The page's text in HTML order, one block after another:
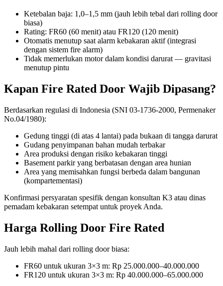
Ketebalan baja: 1,0–1,5 mm (jauh lebih tebal dari rolling door
biasa)
Rating: FR60 (60 menit) atau FR120 (120 menit)
Otomatis menutup saat alarm kebakaran aktif (integrasi
dengan sistem fire alarm)
Tidak memerlukan motor dalam kondisi darurat — gravitasi
menutup pintu
Kapan Fire Rated Door Wajib Dipasang?
Berdasarkan regulasi di Indonesia (SNI 03-1736-2000, Permenaker
No.04/1980):
Gedung tinggi (di atas 4 lantai) pada bukaan di tangga darurat
Gudang penyimpanan bahan mudah terbakar
Area produksi dengan risiko kebakaran tinggi
Basement parkir yang berbatasan dengan area hunian
Area yang memisahkan fungsi berbeda dalam bangunan
(kompartementasi)
Konfirmasi persyaratan spesifik dengan konsultan K3 atau dinas
pemadam kebakaran setempat untuk proyek Anda.
Harga Rolling Door Fire Rated
Jauh lebih mahal dari rolling door biasa:
FR60 untuk ukuran 3×3 m: Rp 25.000.000–40.000.000
FR120 untuk ukuran 3×3 m: Rp 40.000.000–65.000.000